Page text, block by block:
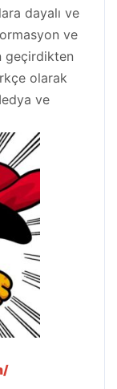
dayalı ve
ve
geçirdikten
olarak
ve